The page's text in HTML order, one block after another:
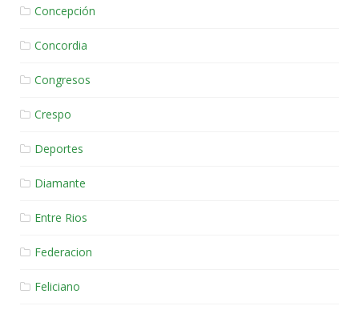
Concepción
Concordia
Congresos
Crespo
Deportes
Diamante
Entre Rios
Federacion
Feliciano